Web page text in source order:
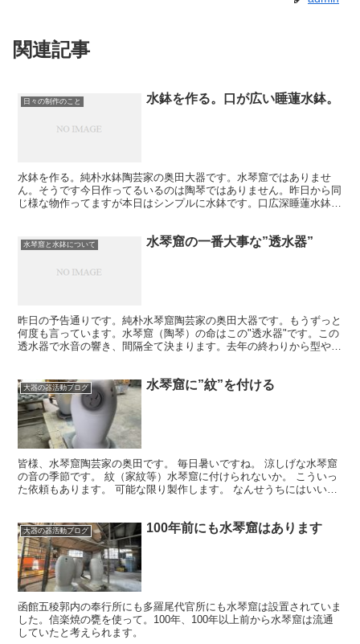
関連記事
日々の制作のこと 水鉢を作る。口が広い睡蓮水鉢。
水鉢を作る。純朴水鉢陶芸家の奥田大器です。水琴窟ではありませ
ん。そうです今日作ってるいるのは陶琴ではありません。昨日から同
じ様な物作ってますが本日はシンプルに水鉢です。口広深睡蓮水鉢で
水琴窟と水鉢について 水琴窟の一番大事な”透水器”
昨日の予告通りです。純朴水琴窟陶芸家の奥田大器です。もうずっと
何度も言っています。水琴窟（陶琴）の命はこの"透水器"です。この
透水器で水音の響き、間隔全て決まります。去年の終わりから型や原
大器の器活動ブログ 水琴窟に”紋”を付ける
皆様、水琴窟陶芸家の奥田です。 毎日暑いですね。 涼しげな水琴窟
の音の季節です。 紋（家紋等）水琴窟に付けられないか。 こういっ
た依頼もあります。 可能な限り製作します。 なんせうちにはいい職
大器の器活動ブログ 100年前にも水琴窟はあります
函館五稜郭内の奉行所にも多羅尾代官所にも水琴窟は設置されていま
した。信楽焼の甕を使って。100年、100年以上前から水琴窟は流通
していたと考えられます。